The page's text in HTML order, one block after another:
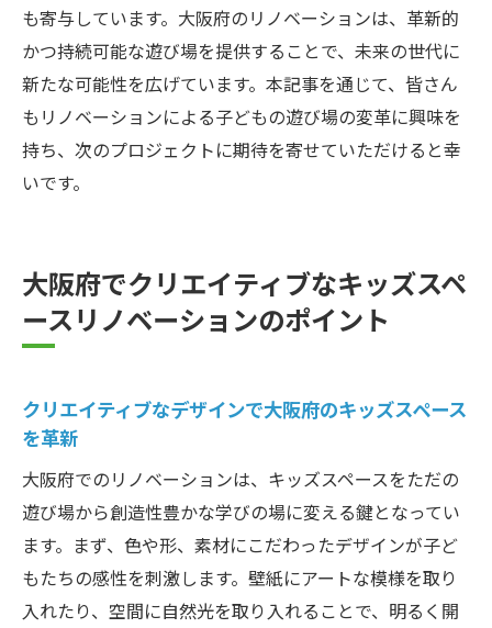
大阪府でのリノベーションが可能にする創
造的な空間
大阪府のリノベーション事例に見るクリエ
イティブなデザイン
大阪府のリノベーションで実現する創造力
リノベーションで子どもたちの遊び場を創造す
る大阪府の最新トレンド
び場トレンド
ンの動向
最新トレンドを取り入れた大阪府のリノベ
ーション事例
大阪府のリノベーションで注目される最新
デザイン
も寄与しています。大阪府のリノベーションは、革新的
かつ持続可能な遊び場を提供することで、未来の世代に
新たな可能性を広げています。本記事を通じて、皆さん
もリノベーションによる子どもの遊び場の変革に興味を
持ち、次のプロジェクトに期待を寄せていただけると幸
いです。
大阪府でクリエイティブなキッズスペ
ースリノベーションのポイント
クリエイティブなデザインで大阪府のキッズスペース
を革新
大阪府でのリノベーションは、キッズスペースをただの
遊び場から創造性豊かな学びの場に変える鍵となってい
ます。まず、色や形、素材にこだわったデザインが子ど
もたちの感性を刺激します。壁紙にアートな模様を取り
入れたり、空間に自然光を取り入れることで、明るく開